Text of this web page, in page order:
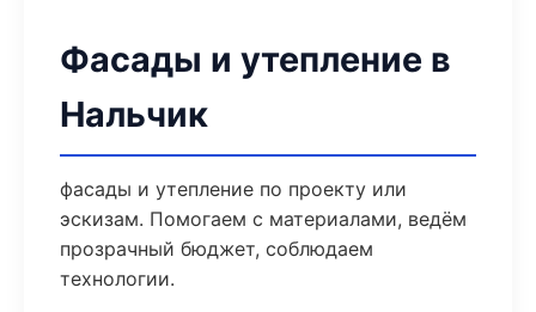
Фасады и утепление в
Нальчик
фасады и утепление по проекту или
эскизам. Помогаем с материалами, ведём
прозрачный бюджет, соблюдаем
технологии.